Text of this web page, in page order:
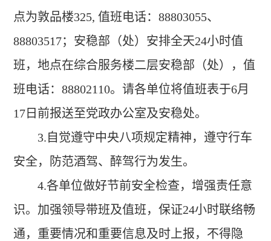
点为敦品楼325,值班电话：88803055、
88803517；安稳部（处）安排全天24小时值
班，地点在综合服务楼二层安稳部（处），值
班电话：88802110。请各单位将值班表于6月
17 日前报送至党政办公室及安稳处。
3. 自觉遵守中央八项规定精神，遵守行车
安全，防范酒驾、醉驾行为发生。
4.各单位做好节前安全检查，增强责任意
识。加强领导带班及值班，保证24小时联络畅
通，重要情况和重要信息及时上报，不得隐